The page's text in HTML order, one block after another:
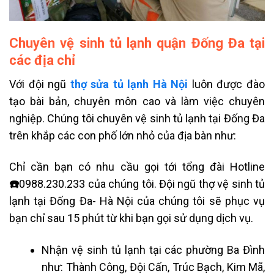
Chuyên vệ sinh tủ lạnh quận Đống Đa tại
các địa chỉ
Với đội ngũ thợ sửa tủ lạnh Hà Nội luôn được đào
tạo bài bản, chuyên môn cao và làm việc chuyên
nghiệp. Chúng tôi chuyên vệ sinh tủ lạnh tại Đống Đa
trên khắp các con phố lớn nhỏ của địa bàn như:
Chỉ cần bạn có nhu cầu gọi tới tổng đài Hotline
☎️0988.230.233 của chúng tôi. Đội ngũ thợ vệ sinh tủ
lạnh tại Đống Đa- Hà Nội của chúng tôi sẽ phục vụ
bạn chỉ sau 15 phút từ khi bạn gọi sử dụng dịch vụ.
Nhận vệ sinh tủ lạnh tại các phường Ba Đình
như: Thành Công, Đội Cấn, Trúc Bạch, Kim Mã,